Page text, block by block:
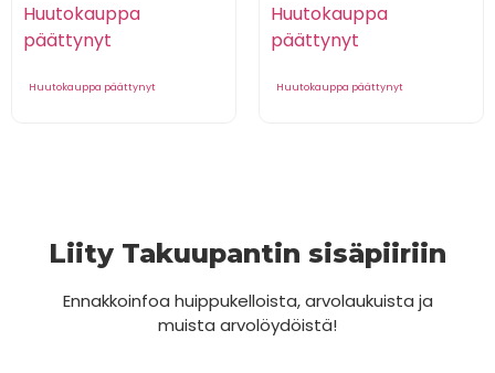
Huutokauppa
päättynyt
Huutokauppa päättynyt
Huutokauppa
päättynyt
Huutokauppa päättynyt
Liity Takuupantin sisäpiiriin
Ennakkoinfoa huippukelloista, arvolaukuista ja
muista arvolöydöistä!